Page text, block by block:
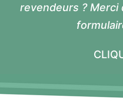
revendeurs ? Merci